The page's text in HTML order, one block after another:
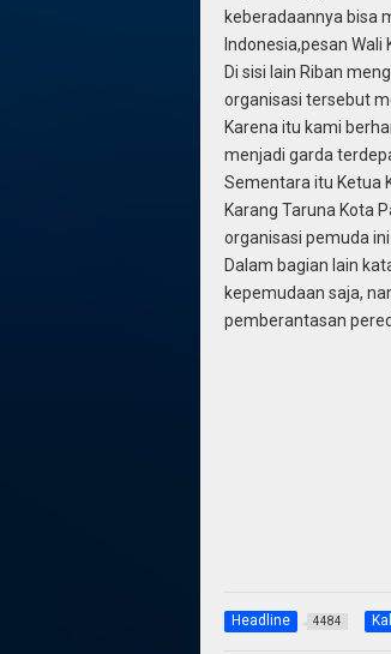
keberadaannya bisa
Indonesia,pesan Wali
Di sisi lain Riban
organisasi tersebut
Karena itu kami
menjadi garda
Sementara itu Ketua
Karang Taruna Kota
organisasi pemuda
Dalam bagian lain
kepemudaan saja,
pemberantasan
Headline 4484